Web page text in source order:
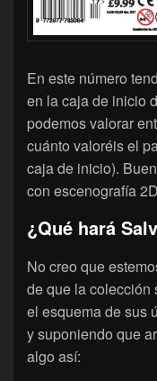
En este número
en la caja de inicio
podemos valorar
cuánto valoréis el
caja de inicio).
con escenografía
¿Qué hará
No creo que
de que la colección
el esquema de sus
y suponiendo que
algo así: